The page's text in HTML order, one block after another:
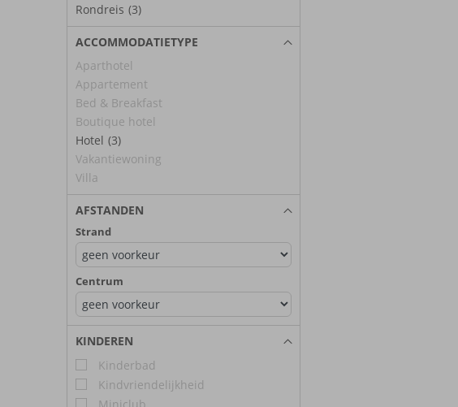
Rondreis (3)
ACCOMMODATIETYPE
Aparthotel
Appartement
Bed & Breakfast
Boutique hotel
Hotel (3)
Vakantiewoning
Villa
AFSTANDEN
Strand
Centrum
KINDEREN
Kinderbad
Kindvriendelijkheid